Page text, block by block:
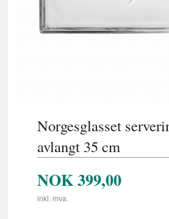
Norgesglasset
avlangt 35 cm
NOK399,00
inkl. mva.